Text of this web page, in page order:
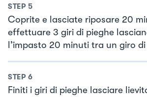
STEP 5
Coprite e lasciate riposare 20
effettuare 3 giri di pieghe
l’impasto 20 minuti tra un giro di
STEP 6
Finiti i giri di pieghe lasciare